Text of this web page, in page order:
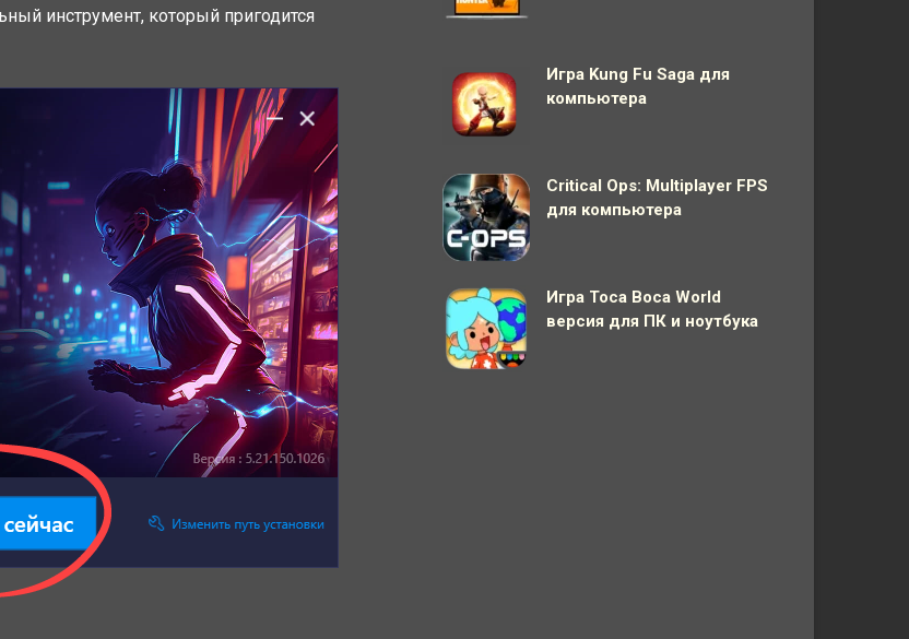
инструмент, который пригодится
Игра Kung Fu Saga для
компьютера
Critical Ops: Multiplayer FPS
для компьютера
Игра Toca Boca World
версия для ПК и ноутбука